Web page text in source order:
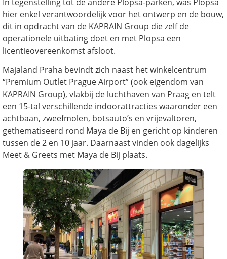
hier enkel verantwoordelijk voor het ontwerp en de bouw,
dit in opdracht van de KAPRAIN Group die zelf de
operationele uitbating doet en met Plopsa een
licentieovereenkomst afsloot.
Majaland Praha bevindt zich naast het winkelcentrum
“Premium Outlet Prague Airport” (ook eigendom van
KAPRAIN Group), vlakbij de luchthaven van Praag en telt
een 15-tal verschillende indoorattracties waaronder een
achtbaan, zweefmolen, botsauto’s en vrijevaltoren,
gethematiseerd rond Maya de Bij en gericht op kinderen
tussen de 2 en 10 jaar. Daarnaast vinden ook dagelijks
Meet & Greets met Maya de Bij plaats.